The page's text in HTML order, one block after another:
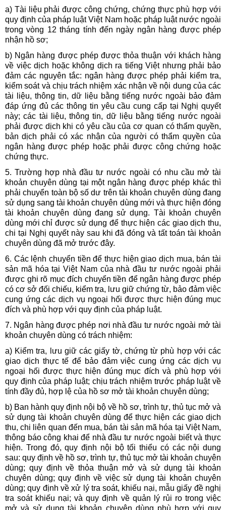
a) Tài liệu phải được công chứng, chứng thực phù hợp với
quy định của pháp luật Việt Nam hoặc pháp luật nước ngoài
trong vòng 12 tháng tính đến ngày ngân hàng được phép
nhận hồ sơ;
b) Ngân hàng được phép được thỏa thuận với khách hàng
về việc dịch hoặc không dịch ra tiếng Việt nhưng phải bảo
đảm các nguyên tắc: ngân hàng được phép phải kiểm tra,
kiểm soát và chịu trách nhiệm xác nhận về nội dung của các
tài liệu, thông tin, dữ liệu bằng tiếng nước ngoài bảo đảm
đáp ứng đủ các thông tin yêu cầu cung cấp tại Nghị quyết
này; các tài liệu, thông tin, dữ liệu bằng tiếng nước ngoài
phải được dịch khi có yêu cầu của cơ quan có thẩm quyền,
bản dịch phải có xác nhận của người có thẩm quyền của
ngân hàng được phép hoặc phải được công chứng hoặc
chứng thực.
5. Trường hợp nhà đầu tư nước ngoài có nhu cầu mở tài
khoản chuyên dùng tại một ngân hàng được phép khác thì
phải chuyển toàn bộ số dư trên tài khoản chuyên dùng đang
sử dụng sang tài khoản chuyên dùng mới và thực hiện đóng
tài khoản chuyên dùng đang sử dụng. Tài khoản chuyên
dùng mới chỉ được sử dụng để thực hiện các giao dịch thu,
chi tại Nghị quyết này sau khi đã đóng và tất toán tài khoản
chuyên dùng đã mở trước đây.
6. Các lệnh chuyển tiền để thực hiện giao dịch mua, bán tài
sản mã hóa tại Việt Nam của nhà đầu tư nước ngoài phải
được ghi rõ mục đích chuyển tiền để ngân hàng được phép
có cơ sở đối chiếu, kiểm tra, lưu giữ chứng từ, bảo đảm việc
cung ứng các dịch vụ ngoại hối được thực hiện đúng mục
đích và phù hợp với quy định của pháp luật.
7. Ngân hàng được phép nơi nhà đầu tư nước ngoài mở tài
khoản chuyên dùng có trách nhiệm:
a) Kiểm tra, lưu giữ các giấy tờ, chứng từ phù hợp với các
giao dịch thực tế để bảo đảm việc cung ứng các dịch vụ
ngoại hối được thực hiện đúng mục đích và phù hợp với
quy định của pháp luật; chịu trách nhiệm trước pháp luật về
tính đầy đủ, hợp lệ của hồ sơ mở tài khoản chuyên dùng;
b) Ban hành quy định nội bộ về hồ sơ, trình tự, thủ tục mở và
sử dụng tài khoản chuyên dùng để thực hiện các giao dịch
thu, chi liên quan đến mua, bán tài sản mã hóa tại Việt Nam,
thông báo công khai để nhà đầu tư nước ngoài biết và thực
hiện. Trong đó, quy định nội bộ tối thiểu có các nội dung
sau: quy định về hồ sơ, trình tự, thủ tục mở tài khoản chuyên
dùng; quy định về thỏa thuận mở và sử dụng tài khoản
chuyên dùng; quy định về việc sử dụng tài khoản chuyên
dùng; quy định về xử lý tra soát, khiếu nại, mẫu giấy đề nghị
tra soát khiếu nại; và quy định về quản lý rủi ro trong việc
mở và sử dụng tài khoản chuyên dùng phù hợp với quy